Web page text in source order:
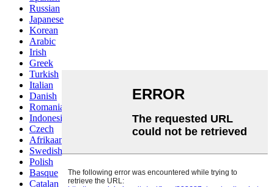
Russian
Japanese
Korean
Arabic
Irish
Greek
Turkish
Italian
Danish
Romanian
Indonesian
Czech
Afrikaans
Swedish
Polish
Basque
Catalan